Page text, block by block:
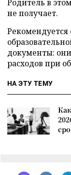
Родитель в
не получает.
Рекомендуется
документы:
расходов при
НА ЭТУ ТЕМУ